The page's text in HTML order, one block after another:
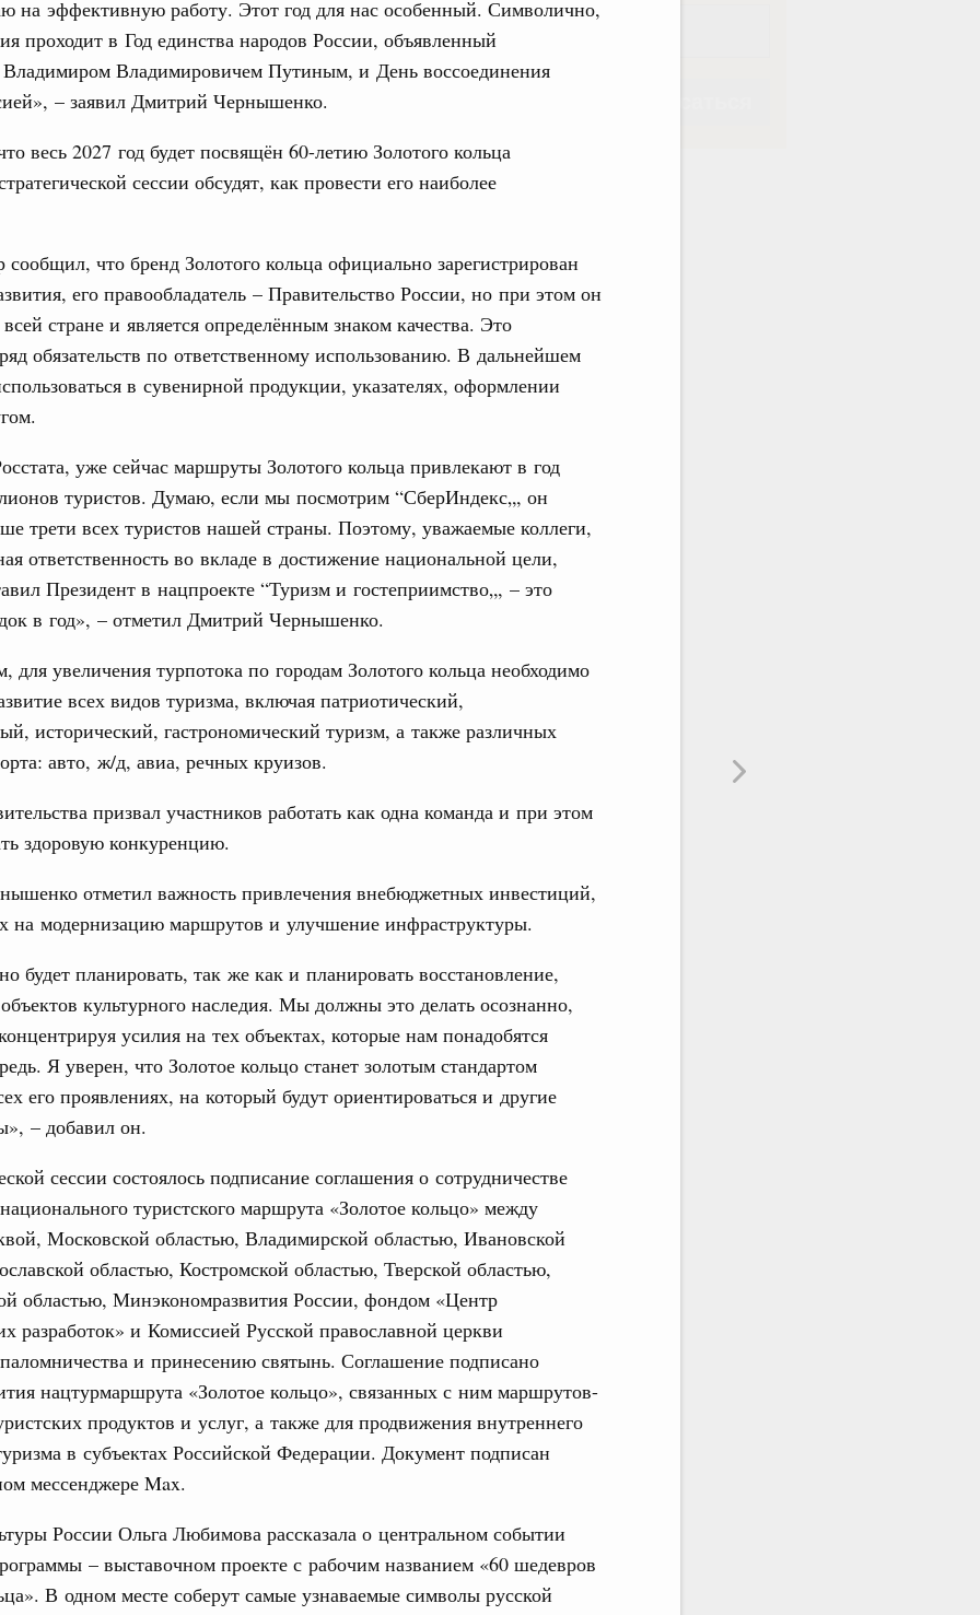
на эффективную работу. Этот год для нас особенный. Символично,
проходит в Год единства народов России, объявленный
Владимировичем Путиным, и День воссоединения
– заявил Дмитрий Чернышенко.
весь 2027 год будет посвящён 60-летию Золотого кольца
сессии обсудят, как провести его наиболее
что бренд Золотого кольца официально зарегистрирован
его правообладатель – Правительство России, но при этом он
стране и является определённым знаком качества. Это
обязательств по ответственному использованию. В дальнейшем
в сувенирной продукции, указателях, оформлении
уже сейчас маршруты Золотого кольца привлекают в год
туристов. Думаю, если мы посмотрим “СберИндекс„, он
трети всех туристов нашей страны. Поэтому, уважаемые коллеги,
ответственность во вкладе в достижение национальной цели,
Президент в нацпроекте “Туризм и гостеприимство„, – это
в год», – отметил Дмитрий Чернышенко.
для увеличения турпотока по городам Золотого кольца необходимо
всех видов туризма, включая патриотический,
исторический, гастрономический туризм, а также различных
авто, ж/д, авиа, речных круизов.
призвал участников работать как одна команда и при этом
здоровую конкуренцию.
отметил важность привлечения внебюджетных инвестиций,
на модернизацию маршрутов и улучшение инфраструктуры.
будет планировать, так же как и планировать восстановление,
культурного наследия. Мы должны это делать осознанно,
усилия на тех объектах, которые нам понадобятся
Я уверен, что Золотое кольцо станет золотым стандартом
его проявлениях, на который будут ориентироваться и другие
– добавил он.
сессии состоялось подписание соглашения о сотрудничестве
туристского маршрута «Золотое кольцо» между
Московской областью, Владимирской областью, Ивановской
областью, Костромской областью, Тверской областью,
областью, Минэкономразвития России, фондом «Центр
разработок» и Комиссией Русской православной церкви
и принесению святынь. Соглашение подписано
нацтурмаршрута «Золотое кольцо», связанных с ним маршрутов-
продуктов и услуг, а также для продвижения внутреннего
в субъектах Российской Федерации. Документ подписан
мессенджере Max.
России Ольга Любимова рассказала о центральном событии
– выставочном проекте с рабочим названием «60 шедевров
В одном месте соберут самые узнаваемые символы русской
заседания Евразийского
Интеграция на пространстве СНГ
совета в расширенном
актуальные задачи углубления интеграции, в том
кооперации в области таможенного
администрирования, развитие электронной торговли,
безопасности, цифровизация грузовых
встрече Президента Киргизии Садыра
заседания Евразийского
четверг
Правительственной комиссии по
объектов федерального значения
участков, ведущих к спортивным
«Инфраструктура для жизни»
и руководитель Росмолодёжи Григорий
проекта «Кольцо открытий»
Интеграция на пространстве СНГ
совета в узком составе
с Министром промышленности,
Мохаммадом Атабаком
маршрутов научно-популярного туризма в
науки и технологий
отношения со странами СНГ на двусторонней основе
VIII Российско-Киргизского
Киргизской межрегиональной
трассах открылись
сервиса
1
еще
Подписаться